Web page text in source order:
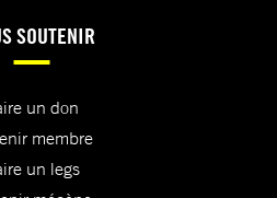
SOUTENIR
un don
membre
un legs